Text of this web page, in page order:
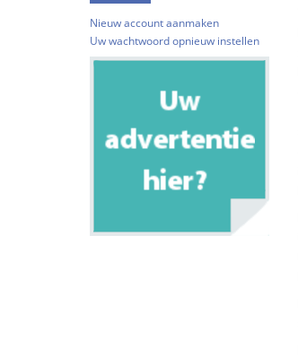
Nieuw account aanmaken
Uw wachtwoord opnieuw instellen